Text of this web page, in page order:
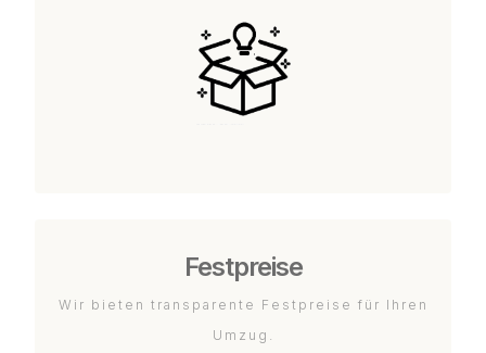
Festpreise
Wir bieten transparente Festpreise für Ihren
Umzug.